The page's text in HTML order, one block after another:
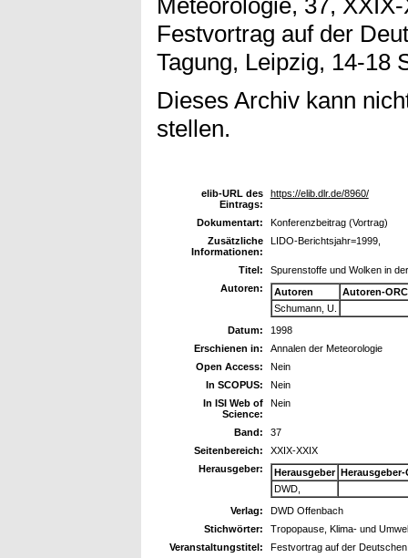
Festvortrag auf der
Tagung, Leipzig, 14-18
Dieses Archiv kann
stellen.
elib-URL des
Eintrags:
https://elib.dlr.de/8960/
Dokumentart:
Konferenzbeitrag (Vortrag)
Zusätzliche
Informationen:
LIDO-Berichtsjahr=1999,
Titel:
Spurenstoffe und Wolken in
Autoren:
Autoren
Autoren-
Schumann, U.
Datum:
1998
Erschienen in:
Annalen der Meteorologie
Open Access:
Nein
In SCOPUS:
Nein
In ISI Web of
Science:
Nein
Band:
37
Seitenbereich:
XXIX-XXIX
Herausgeber:
Herausgeber Herausgeber-
DWD,
Verlag:
DWD Offenbach
Stichwörter:
Tropopause, Klima- und
Veranstaltungstitel:
Festvortrag auf der